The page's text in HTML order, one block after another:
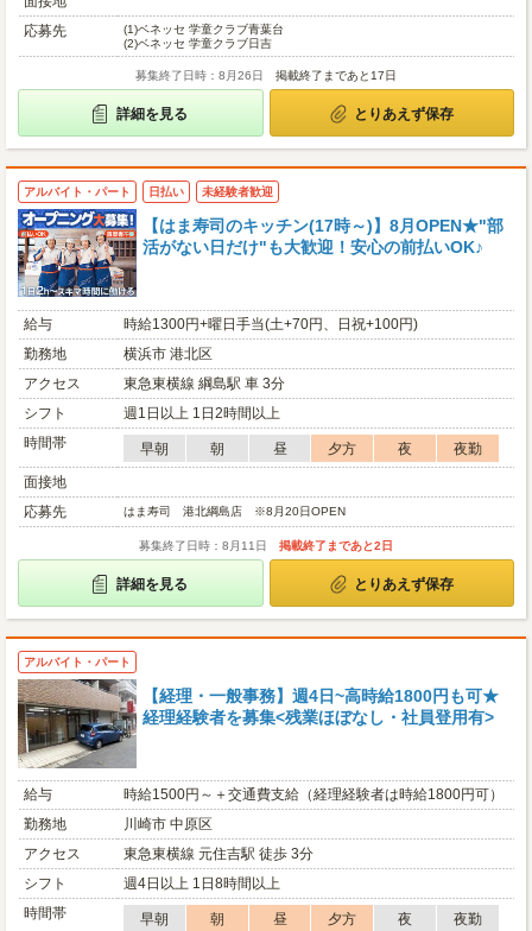
応募先
(1)ベネッセ 学童クラブ青葉台
(2)ベネッセ 学童クラブ日吉
募集終了日時：8月26日 掲載終了まであと17日
詳細を見る とりあえず保存
アルバイト・パート 日払い 未経験者歓迎
【はま寿司のキッチン(17時～)】8月OPEN★"部
活がない日だけ"も大歓迎！安心の前払いOK♪
給与
時給1300円+曜日手当(土+70円、日祝+100円)
勤務地
横浜市 港北区
アクセス
東急東横線 綱島駅 車 3分
シフト
週1日以上 1日2時間以上
時間帯
早朝 朝 昼 夕方 夜
夜勤
面接地
応募先
はま寿司 港北綱島店 ※8月20日OPEN
募集終了日時：8月11日 掲載終了まであと2日
詳細を見る とりあえず保存
アルバイト・パート
【経理・一般事務】週4日~高時給1800円も可★
経理経験者を募集<残業ほぼなし・社員登用有>
給与
時給1500円～＋交通費支給（経理経験者は時給1800円可）
勤務地
川崎市 中原区
アクセス
東急東横線 元住吉駅 徒歩 3分
シフト
週4日以上 1日8時間以上
時間帯
早朝 朝 昼 夕方 夜
夜勤